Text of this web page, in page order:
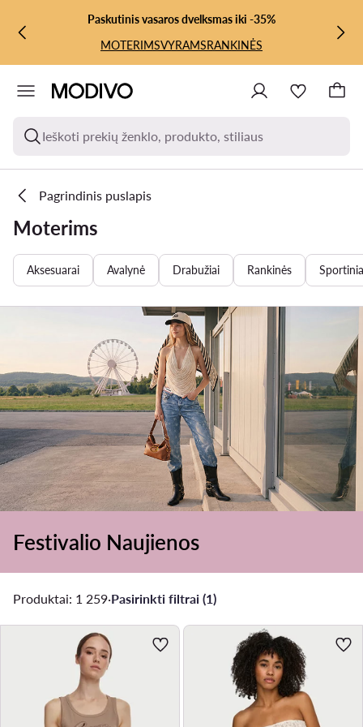
PEREITI PRIE PAGRINDINIO TURINIO
PEREITI Į PAIEŠKĄPaskutinis vasaros dvelksmas iki -35%
MOTERIMSVYRAMSRANKINĖS
Ieškoti prekių ženklo, produkto, stiliaus
Pagrindinis puslapis
Moterims
Aksesuarai Avalynė Drabužiai Rankinės
Festivalio Naujienos
Produktai: 1 259·Pasirinkti filtrai (1)